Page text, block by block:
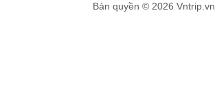
Bản quyền © 2026 Vntrip.vn